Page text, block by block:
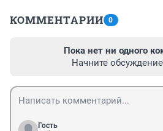
КОММЕНТАРИИ 0
Пока нет ни одного
Начните
Гость